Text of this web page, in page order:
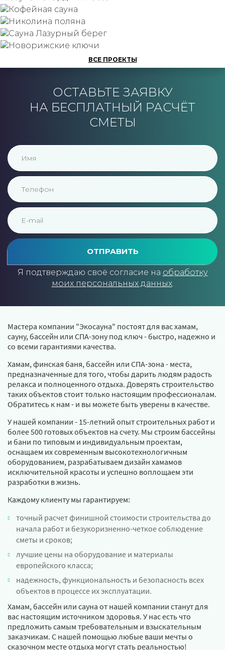
подробнее
подробнее
подробнее
подробнее
подробнее
ВСЕ ПРОЕКТЫ
ОСТАВЬТЕ ЗАЯВКУ
НА БЕСПЛАТНЫЙ РАСЧЁТ
СМЕТЫ
ОТПРАВИТЬ
Я подтверждаю своё согласие на обработку
моих персональных данных.
Мастера компании "Экосауна" постоят для вас хамам,
сауну, бассейн или СПА-зону под ключ - быстро, надежно и
со всеми гарантиями качества.
Хамам, финская баня, бассейн или СПА-зона - места,
предназначенные для того, чтобы дарить людям радость
релакса и полноценного отдыха. Доверять строительство
таких объектов стоит только настоящим профессионалам.
Обратитесь к нам - и вы можете быть уверены в качестве.
У нашей компании - 15-летний опыт строительных работ и
более 500 готовых объектов на счету. Мы строим бассейны
и бани по типовым и индивидуальным проектам,
оснащаем их современным высокотехнологичным
оборудованием, разрабатываем дизайн хамамов
исключительной красоты и успешно воплощаем эти
разработки в жизнь.
Каждому клиенту мы гарантируем:
точный расчет финишной стоимости строительства до
начала работ и безукоризненно-четкое соблюдение
сметы и сроков;
лучшие цены на оборудование и материалы
европейского класса;
надежность, функциональность и безопасность всех
объектов в процессе их эксплуатации.
Хамам, бассейн или сауна от нашей компании станут для
вас настоящим источником здоровья. У нас есть что
предложить самым требовательным и взыскательным
заказчикам. С нашей помощью любые ваши мечты о
сказочном месте отдыха могут стать реальностью!